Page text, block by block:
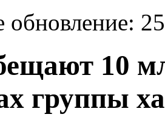
обновление:
10
группы